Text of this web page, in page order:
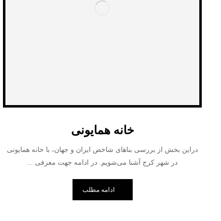
خانه همایونی
دراین بخش از بررسی بناهای شاخص ایران و جهان، با خانه همایونی
در شهر کرج آشنا می‌شویم. در ادامه جهت معرفی ...
ادامه مطلب